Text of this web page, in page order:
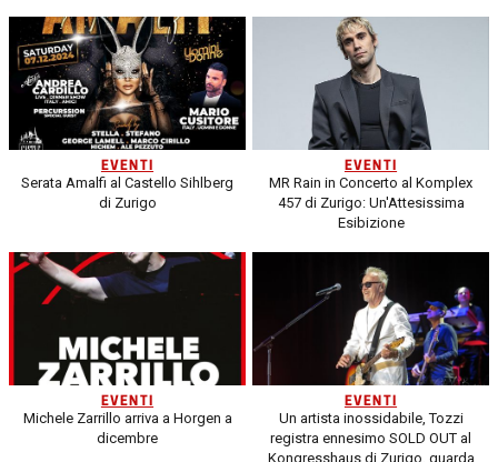
EVENTI
Serata Amalfi al Castello Sihlberg
di Zurigo
EVENTI
MR Rain in Concerto al Komplex
457 di Zurigo: Un'Attesissima
Esibizione
EVENTI
Michele Zarrillo arriva a Horgen a
dicembre
EVENTI
Un artista inossidabile, Tozzi
registra ennesimo SOLD OUT al
Kongresshaus di Zurigo, guarda